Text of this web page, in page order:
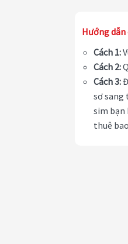
Hướng dẫn
Cách 1:
Cách 2:
Cách 3:
sơ sang
sim bạn
thuê